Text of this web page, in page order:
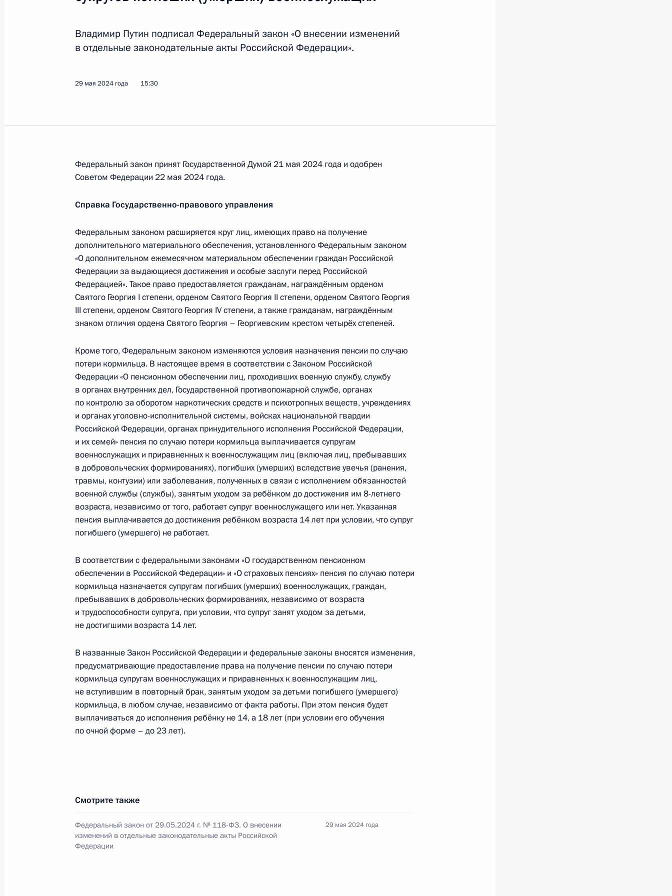
Встреча с семьями награждённых орденами «Родительская
слава» и «Мать-героиня»
и комиссий Госсовета по направлениям социально-
29 мая 2024 года, 18:20
Внесены изменения в отдельные законодательные акты,
Георгия и Георгиевского креста, а также гарантий пенсионного
обеспечения супругов погибших (умерших) военнослужащих
29 мая 2024 года, 15:30
Подписан закон, предусматривающий расширение льгот для
членов семей умерших (погибших) Героев Советского Союза,
Славы
29 мая 2024 года, 15:25
Подписан закон, предусматривающий формирование реестра
должников по алиментным обязательствам
29 мая 2024 года, 15:10
Расширен перечень видов доходов, на которые не может быть
обращено взыскание при исполнении судебных актов, актов
других органов и должностных лиц
29 мая 2024 года, 15:00
В законодательство внесены изменения, направленные
на актуализацию положений, регулирующих вопросы
трудоустройства отдельных категорий граждан
29 мая 2024 года, 14:40
Встреча с главой Калмыкии Бату Хасиковым
Указ о национальных целях развития Российской Федерации
политика»
3 мая 2024 года, 17:30
Владимир Путин подписал Федеральный закон «О внесении изменений
в отдельные законодательные акты Российской Федерации».
29 мая 2024 года 15:30
Федеральный закон принят Государственной Думой 21 мая 2024 года и одобрен
Советом Федерации 22 мая 2024 года.
Справка Государственно-правового управления
Федеральным законом расширяется круг лиц, имеющих право на получение
дополнительного материального обеспечения, установленного Федеральным законом
«О дополнительном ежемесячном материальном обеспечении граждан Российской
Федерации за выдающиеся достижения и особые заслуги перед Российской
Федерацией». Такое право предоставляется гражданам, награждённым орденом
Святого Георгия I степени, орденом Святого Георгия II степени, орденом Святого Георгия
III степени, орденом Святого Георгия IV степени, а также гражданам, награждённым
знаком отличия ордена Святого Георгия – Георгиевским крестом четырёх степеней.
Кроме того, Федеральным законом изменяются условия назначения пенсии по случаю
потери кормильца. В настоящее время в соответствии с Законом Российской
Федерации «О пенсионном обеспечении лиц, проходивших военную службу, службу
в органах внутренних дел, Государственной противопожарной службе, органах
по контролю за оборотом наркотических средств и психотропных веществ, учреждениях
и органах уголовно-исполнительной системы, войсках национальной гвардии
Российской Федерации, органах принудительного исполнения Российской Федерации,
и их семей» пенсия по случаю потери кормильца выплачивается супругам
военнослужащих и приравненных к военнослужащим лиц (включая лиц, пребывавших
в добровольческих формированиях), погибших (умерших) вследствие увечья (ранения,
травмы, контузии) или заболевания, полученных в связи с исполнением обязанностей
военной службы (службы), занятым уходом за ребёнком до достижения им 8-летнего
возраста, независимо от того, работает супруг военнослужащего или нет. Указанная
пенсия выплачивается до достижения ребёнком возраста 14 лет при условии, что супруг
погибшего (умершего) не работает.
В соответствии с федеральными законами «О государственном пенсионном
обеспечении в Российской Федерации» и «О страховых пенсиях» пенсия по случаю потери
кормильца назначается супругам погибших (умерших) военнослужащих, граждан,
пребывавших в добровольческих формированиях, независимо от возраста
и трудоспособности супруга, при условии, что супруг занят уходом за детьми,
не достигшими возраста 14 лет.
В названные Закон Российской Федерации и федеральные законы вносятся изменения,
предусматривающие предоставление права на получение пенсии по случаю потери
кормильца супругам военнослужащих и приравненных к военнослужащим лиц,
не вступившим в повторный брак, занятым уходом за детьми погибшего (умершего)
кормильца, в любом случае, независимо от факта работы. При этом пенсия будет
выплачиваться до исполнения ребёнку не 14, а 18 лет (при условии его обучения
по очной форме – до 23 лет).
Смотрите также
Федеральный закон от 29.05.2024 г. № 118-ФЗ. О внесении
изменений в отдельные законодательные акты Российской
Федерации
29 мая 2024 года